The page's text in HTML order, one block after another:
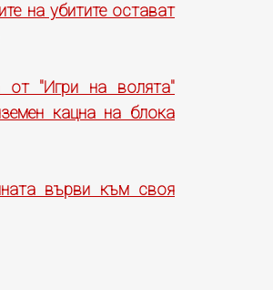
на убитите остават
от "Игри на волята"
кацна на блока
върви към своя